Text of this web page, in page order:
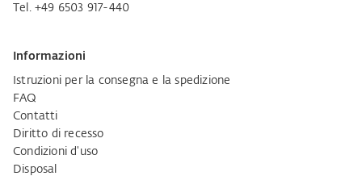
Tel. +49 6503 917-440
Informazioni
Istruzioni per la consegna e la spedizione
FAQ
Contatti
Diritto di recesso
Condizioni d'uso
Disposal